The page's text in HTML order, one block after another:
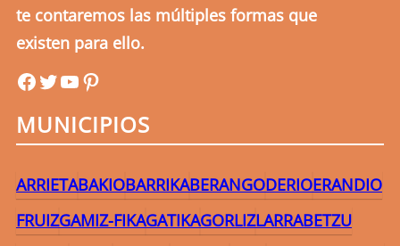
te contaremos las múltiples formas que
existen para ello.
uribefmuribefmYouTube Pinterest
MUNICIPIOS
ARRIETABAKIOBARRIKABERANGODERIOERANDIO
FRUIZGAMIZ-FIKAGATIKAGORLIZLARRABETZU